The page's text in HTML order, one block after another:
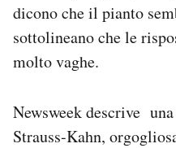
dicono che il pianto
sottolineano che le
molto vaghe.
Newsweek descrive
Strauss-Kahn,